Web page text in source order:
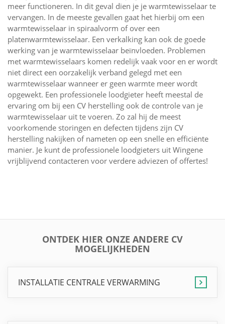
meer functioneren. In dit geval dien je je warmtewisselaar te
vervangen. In de meeste gevallen gaat het hierbij om een
warmtewisselaar in spiraalvorm of over een
platenwarmtewisselaar. Een verkalking kan ook de goede
werking van je warmtewisselaar beïnvloeden. Problemen
met warmtewisselaars komen redelijk vaak voor en er wordt
niet direct een oorzakelijk verband gelegd met een
warmtewisselaar wanneer er geen warmte meer wordt
opgewekt. Een professionele loodgieter heeft meestal de
ervaring om bij een CV herstelling ook de controle van je
warmtewisselaar uit te voeren. Zo zal hij de meest
voorkomende storingen en defecten tijdens zijn CV
herstelling nakijken of nameten op een snelle en efficiënte
manier. Je kunt de professionele loodgieters uit Wingene
vrijblijvend contacteren voor verdere adviezen of offertes!
ONTDEK HIER ONZE ANDERE CV
MOGELIJKHEDEN
INSTALLATIE CENTRALE VERWARMING